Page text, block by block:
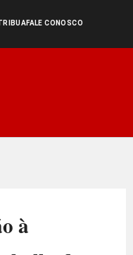
FALE CONOSCO
à